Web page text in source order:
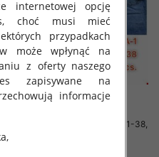
Spodnie męskie jeans Roz 31-38,
internetowej opcję
choć musi mieć
przypadkach
może wpłynąć na
z oferty naszego
zapisywane na
informacje